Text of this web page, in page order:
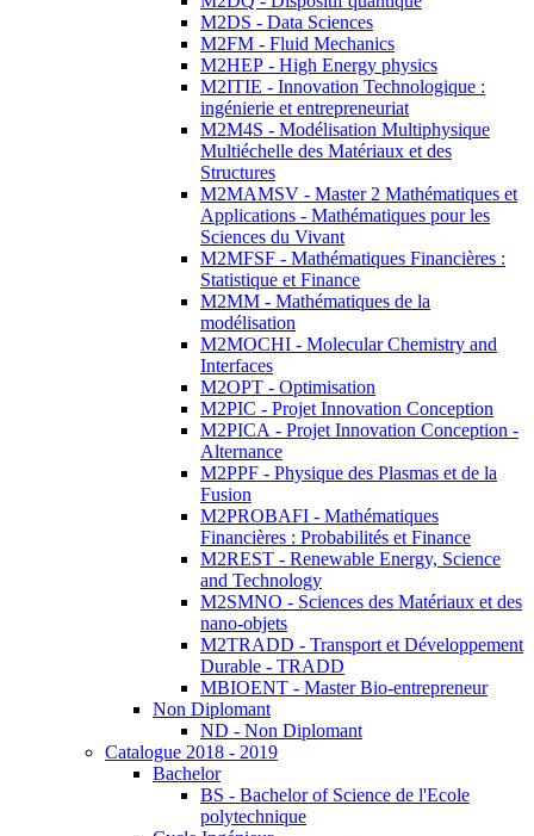
M2DS - Data Sciences
M2FM - Fluid Mechanics
M2HEP - High Energy physics
M2ITIE - Innovation Technologique :
ingénierie et entrepreneuriat
M2M4S - Modélisation Multiphysique
Multiéchelle des Matériaux et des
Structures
M2MAMSV - Master 2 Mathématiques et
Applications - Mathématiques pour les
Sciences du Vivant
M2MFSF - Mathématiques Financières :
Statistique et Finance
M2MM - Mathématiques de la
modélisation
M2MOCHI - Molecular Chemistry and
Interfaces
M2OPT - Optimisation
M2PIC - Projet Innovation Conception
M2PICA - Projet Innovation Conception -
Alternance
M2PPF - Physique des Plasmas et de la
Fusion
M2PROBAFI - Mathématiques
Financières : Probabilités et Finance
M2REST - Renewable Energy, Science
and Technology
M2SMNO - Sciences des Matériaux et des
nano-objets
M2TRADD - Transport et Développement
Durable - TRADD
MBIOENT - Master Bio-entrepreneur
Non Diplomant
ND - Non Diplomant
Catalogue 2018 - 2019
Bachelor
BS - Bachelor of Science de l'Ecole
polytechnique